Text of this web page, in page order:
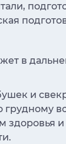
в
и
здоровья